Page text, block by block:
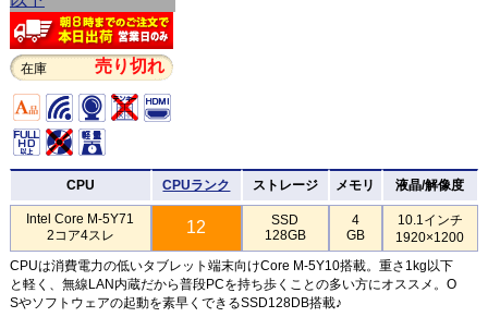
在庫 売り切れ
CPU CPUランク ストレージ メモリ 液晶/解像度
Intel Core M-5Y71
2コア4スレ
12
SSD
128GB
4
GB
10.1インチ
1920×1200
CPUは消費電力の低いタブレット端末向けCore M-5Y10搭載。重さ1kg以下
と軽く、無線LAN内蔵だから普段PCを持ち歩くことの多い方にオススメ。O
Sやソフトウェアの起動を素早くできるSSD128DB搭載♪